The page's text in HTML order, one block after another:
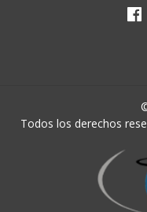
Todos los derechos